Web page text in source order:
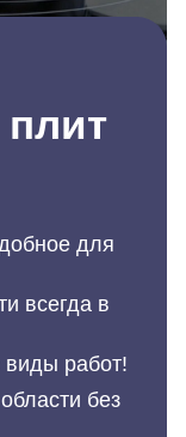
для
всегда в
виды работ!
без